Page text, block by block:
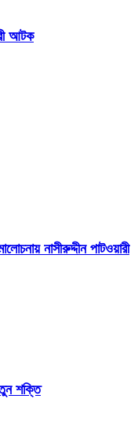
আটক
নাসীরুদ্দীন পাটওয়ারী
শক্তি